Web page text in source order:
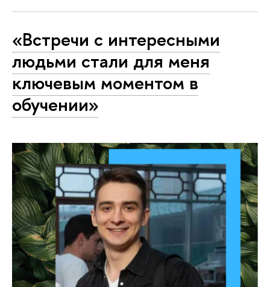
«Встречи с интересными
людьми стали для меня
ключевым моментом в
обучении»